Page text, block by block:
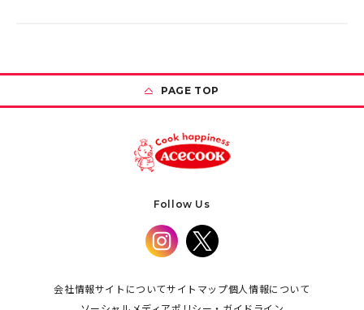
PAGE TOP
Follow Us
会社情報サイトについてサイトマップ個人情報について